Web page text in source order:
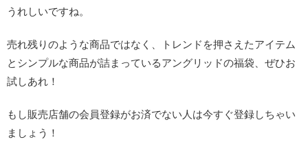
うれしいですね。
売れ残りのような商品ではなく、トレンドを押さえたアイテム
とシンプルな商品が詰まっているアングリッドの福袋、ぜひお
試しあれ！
もし販売店舗の会員登録がお済でない人は今すぐ登録しちゃい
ましょう！